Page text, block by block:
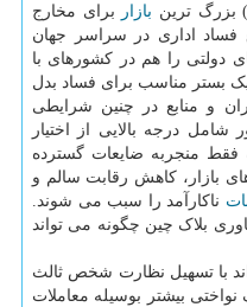
بزرگ ترین بازار
برای مخارج
اداری در سراسر جهان
دولتی را هم در کشورهای با
یک بستر مناسب برای فساد بدل
و منابع در چنین شرایطی
درجه بالایی از اختیار
فقط منجربه ضایعات گسترده
بازار، کاهش رقابت سالم و
ناکارآمد را سبب می شوند.
بلاک چین چگونه می تواند
با تسهیل نظارت شخص ثالث
بیشتر بوسیله معاملات